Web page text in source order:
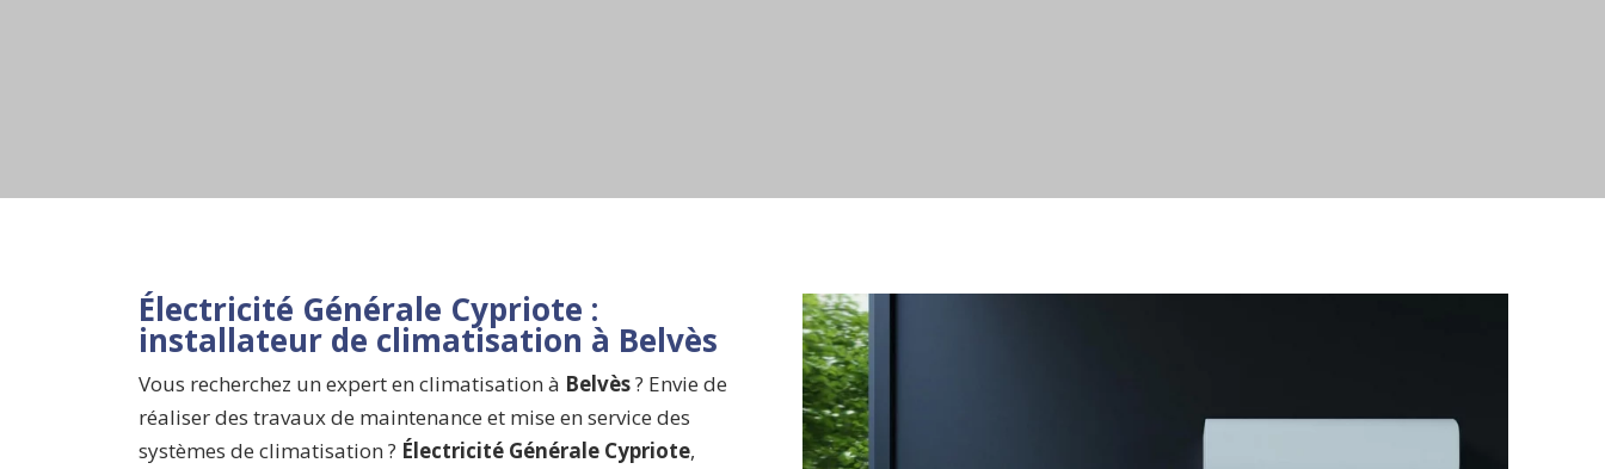
Électricité Générale Cypriote :
installateur de climatisation à Belvès
Vous recherchez un expert en climatisation à Belvès? Envie de
réaliser des travaux de maintenance et mise en service des
systèmes de climatisation ? Électricité Générale Cypriote,